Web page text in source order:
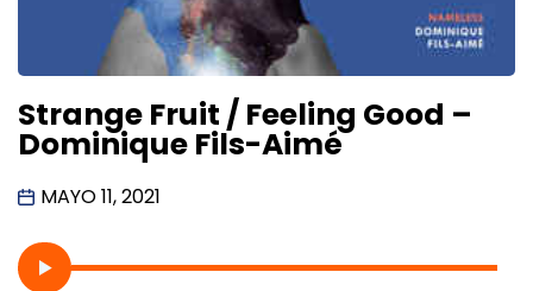
Strange Fruit / Feeling Good –
Dominique Fils-Aimé
MAYO 11, 2021